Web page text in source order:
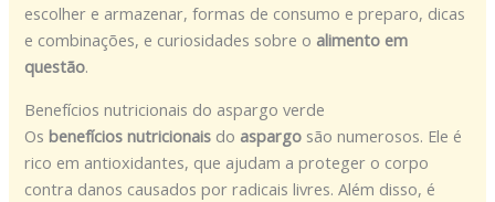
escolher e armazenar, formas de consumo e preparo, dicas
e combinações, e curiosidades sobre o alimento em
questão.
Benefícios nutricionais do aspargo verde
Osbenefícios nutricionais do aspargo são numerosos. Ele é
rico em antioxidantes, que ajudam a proteger o corpo
contra danos causados por radicais livres. Além disso, é